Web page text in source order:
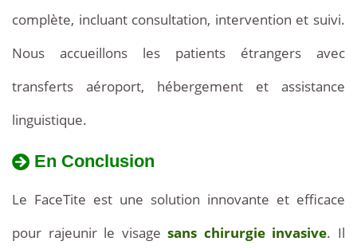
bipolaire
est
réalisée
complète, incluant consultation, intervention et suivi.
Nous accueillons les patients étrangers avec
transferts aéroport, hébergement et assistance
linguistique.
En Conclusion
Le FaceTite est une solution innovante et efficace
pour rajeunir le visagesans chirurgie invasive. Il